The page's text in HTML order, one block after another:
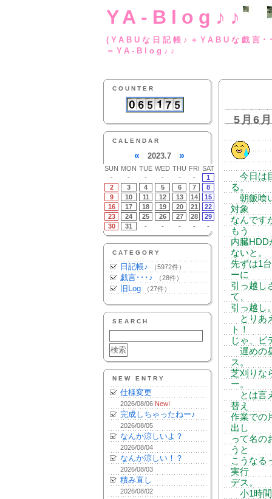
YA-Blog♪♪
(YABUな日記帳♪
＝YA-Blog♪♪
COUNTER
CALENDAR
« 2023.7 »
SUN MON TUE WED THU FRI SAT
-
- - - - -
1
2
3 4 5 6 7
8
9
10 11 12 13 14
15
16
17 18 19 20 21
22
23
24 25 26 27 28
29
30
31 - - - - -
CATEGORY
日記帳♪ （5972件）
戯言･･･♪ （28件）
旧Log （27件）
SEARCH
NEW ENTRY
仕様変更
2026/08/06 New!
完成しちゃったねー♪
2026/08/05
なんか涼しいよ？
2026/08/04
なんか涼しい！？
2026/08/03
積み直し
2026/08/02
5月6
今日は
る。
朝飯喰
対象
なんです
もう
内臓HDD
ないと。
先ずは1
ーに
引っ越し
て、
引っ越し
とりあ
ト！
じゃ、ビ
遅めの
ス。
芝刈りな
ー。
とは言
替え
作業での
出し
って名の
うと
こうなる
実行
デス。
小1時間